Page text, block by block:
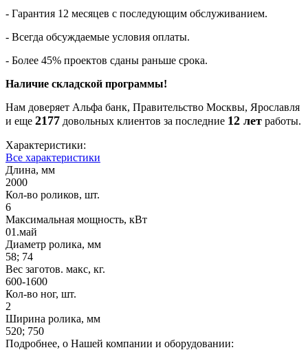
- Гарантия 12 месяцев с последующим обслуживанием.
- Всегда обсуждаемые условия оплаты.
- Более 45% проектов сданы раньше срока.
Наличие складской программы!
Нам доверяет Альфа банк, Правительство Москвы, Ярославля
и еще 2177 довольных клиентов за последние 12 лет работы.
Характеристики:
Все характеристики
Длина, мм
2000
Кол-во роликов, шт.
6
Максимальная мощность, кВт
01.май
Диаметр ролика, мм
58; 74
Вес заготов. макс, кг.
600-1600
Кол-во ног, шт.
2
Ширина ролика, мм
520; 750
Подробнее, о Нашей компании и оборудовании: